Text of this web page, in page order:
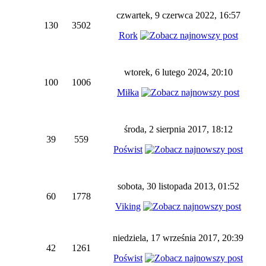
130 3502
czwartek, 9 czerwca 2022, 16:57
Rork
100 1006
wtorek, 6 lutego 2024, 20:10
Miłka
39 559
środa, 2 sierpnia 2017, 18:12
Poświst
60 1778
sobota, 30 listopada 2013, 01:52
Viking
42 1261
niedziela, 17 września 2017, 20:39
Poświst